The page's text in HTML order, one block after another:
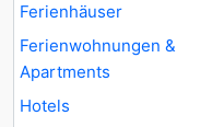
Ferienhäuser
Ferienwohnungen &
Apartments
Hotels